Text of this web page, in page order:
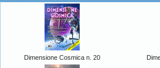
Dimensione Cosmica n. 20